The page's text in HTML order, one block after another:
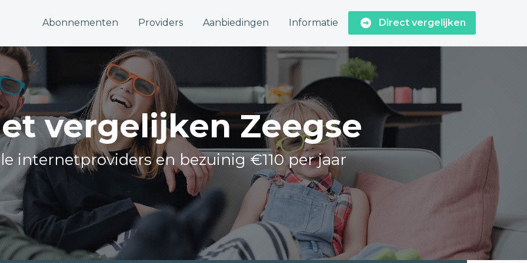
Abonnementen Providers Aanbiedingen Informatie Direct vergelijken
vergelijken Zeegse
internetproviders en bezuinig €110 per jaar